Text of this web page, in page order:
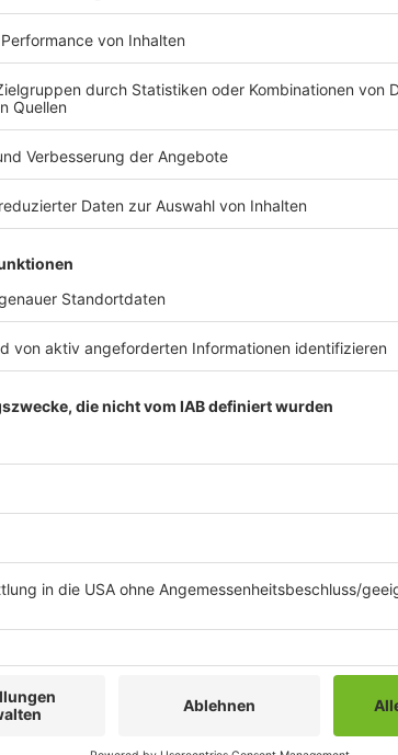
Fußball|Das Vorhaben des Fußball-
Weltverbands stößt europaweit auf große
Ablehnung. Auch DFB-Präsident Bernd
Neuendorf kritisiert die Pläne scharf.
Empörung aus Europa: Was Infantinos
Was dieser Plan für die Fans bedeuten könnte -
und welche Rolle Europas Fußball einnimmt.
Bayern-Boss steckt Ziele ab: «Natürlich»
bleibt Olise
Flügelstars Michael Olise und Luis Díaz für
er sich auf dem Transfermarkt noch wünscht -
US Open: Zverev spielt im Mixed mit
Auflage des neuen Mixed-Formats in New York
mit Taylor Townsend an. Ein Duo dürfte für
besonders viel Aufmerksamkeit sorgen.